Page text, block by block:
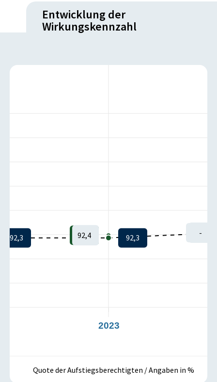
Entwicklung der
Wirkungskennzahl
2023
92,3 92,4 92,3
-
Quote der Aufstiegsberechtigten / Angaben in %